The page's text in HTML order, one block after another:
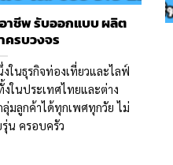
าชีพ รับออกแบบ ผลิต
รบวงจร
นธุรกิจท่องเที่ยวและไลฟ์
งในประเทศไทยและต่าง
ลุ่มลูกค้าได้ทุกเพศทุกวัย ไม่
รุ่น ครอบครัว